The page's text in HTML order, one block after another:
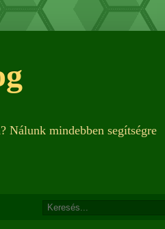
Nálunk mindebben segítségre